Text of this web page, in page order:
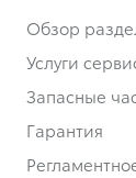
Обзор
Услуги
Запасные
Гарантия